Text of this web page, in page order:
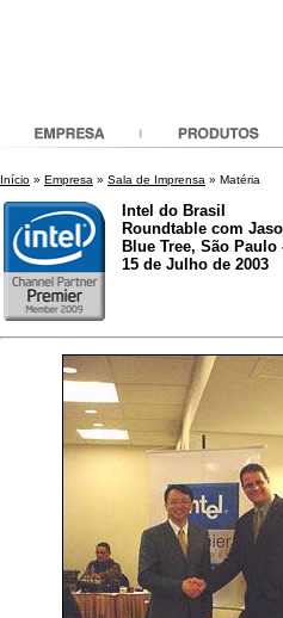
Início » Empresa » Sala de Imprensa » Matéria
Intel do Brasil
Roundtable com
Blue Tree, São Paulo
15 de Julho de 2003